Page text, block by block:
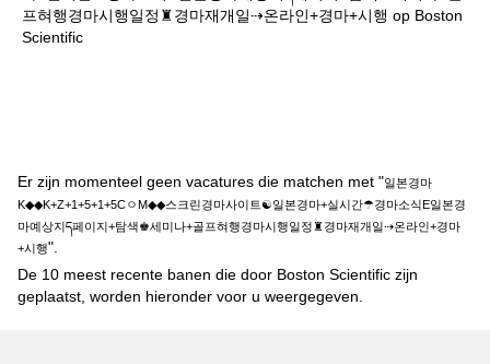
프혀행경마시행일정♜경마재개일⇢온라인+경마+시행 op Boston
Scientific(huidige
Er zijn momenteel geen vacatures die matchen met "일본경마
K◆◆K+Z+1+5+1+5CㅇM◆◆스크린경마사이트☯일본경마+실시간☂경마소식E일본경
마예상지ད페이지+탐색♚세미나+골프혀행경마시행일정♜경마재개일⇢온라인+경마
+시행".
De 10 meest recente banen die door Boston Scientific zijn
geplaatst, worden hieronder voor u weergegeven.